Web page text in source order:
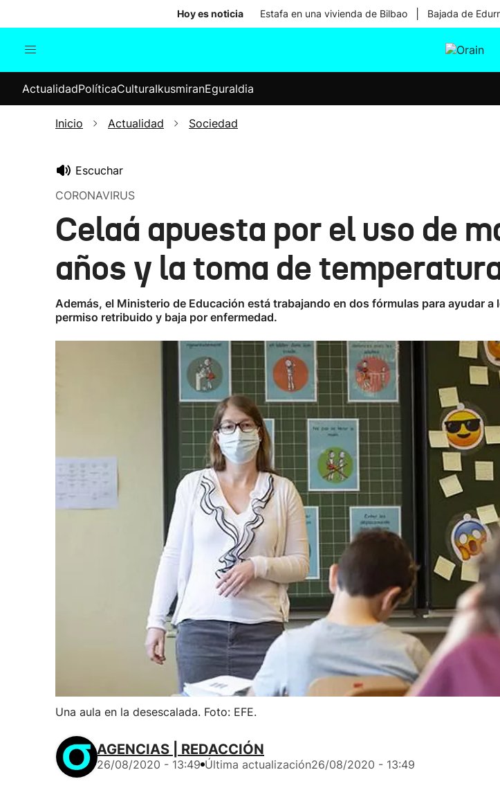
Hoy es noticia Estafa en una vivienda de Bilbao Bajada de
Internacional
Elecciones
ActualidadPolíticaCulturaIkusmiranEguraldia
Inicio Actualidad Sociedad
Escuchar
CORONAVIRUS
Celaá apuesta por el uso de
años y la toma de
Además, el Ministerio de Educación está trabajando en dos fórmulas para ayudar
permiso retribuido y baja por enfermedad.
Una aula en la desescalada. Foto: EFE.
AGENCIAS | REDACCIÓN
26/08/2020 - 13:49 Última actualización26/08/2020 - 13:49